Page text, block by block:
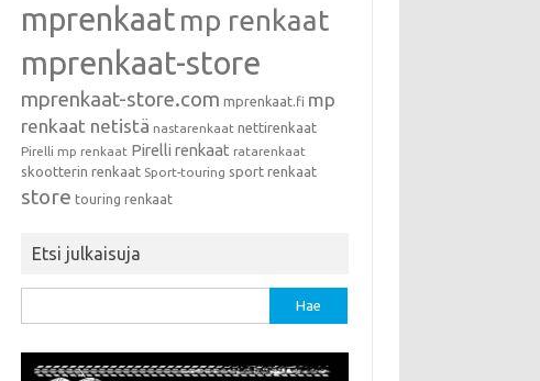
mprenkaat mp renkaat
mprenkaat-store
mprenkaat-store.com mprenkaat.fi mp
renkaat netistä nastarenkaat nettirenkaat
Pirelli mp renkaat Pirelli renkaat ratarenkaat
skootterin renkaat Sport-touring sport renkaat
store touring renkaat
Etsi julkaisuja